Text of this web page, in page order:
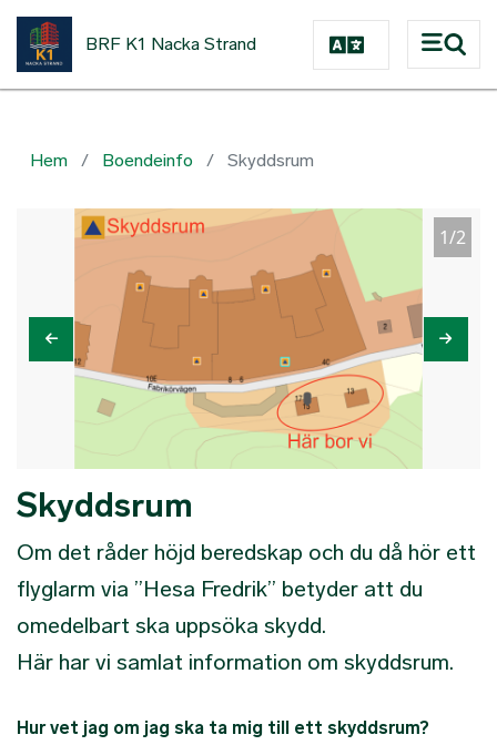
BRF K1 Nacka Strand
Hem Boendeinfo Skyddsrum
1/2
Skyddsrum
Om det råder höjd beredskap och du då hör ett
flyglarm via ”Hesa Fredrik” betyder att du
omedelbart ska uppsöka skydd.
Här har vi samlat information om skyddsrum.
Hur vet jag om jag ska ta mig till ett skyddsrum?